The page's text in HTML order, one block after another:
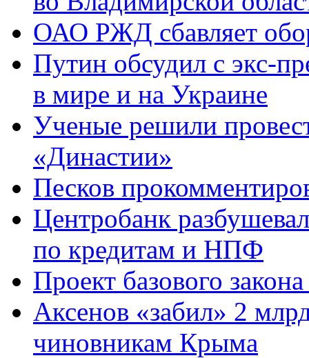
ОАО РЖД сбавляет
Путин обсудил с экс-
в мире и на Украине
Ученые решили
«Династии»
Песков
Центробанк
по кредитам и НПФ
Проект базового
Аксенов «забил» 2
чиновникам Крыма